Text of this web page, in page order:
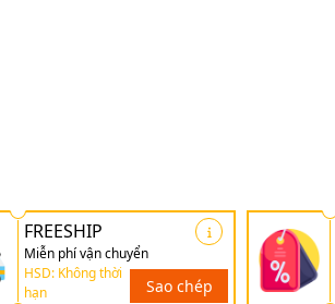
FREESHIP
Miễn phí vận chuyển
HSD: Không thời
hạn
Sao chép